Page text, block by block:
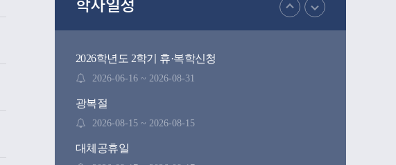
학사일정
2026학년도 2학기 휴·복학신청
2026-06-16 ~ 2026-08-31
광복절
2026-08-15 ~ 2026-08-15
대체공휴일